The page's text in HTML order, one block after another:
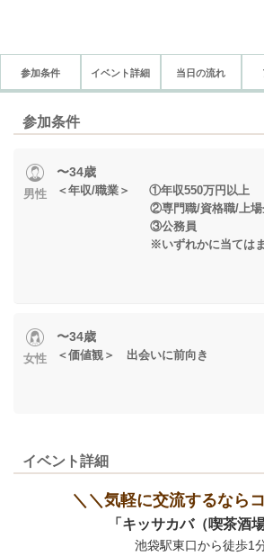
参加条件 イベント詳細 当日の流れ
参加条件
男性
〜34歳
＜年収/職業＞ ①年収550万円以上
②専門職/資格職/上場
③公務員
※いずれかに当てはま
女性
〜34歳
＜価値観＞ 出会いに前向き
イベント詳細
＼＼気軽に交流するなら
「キッサカバ（喫茶酒場
池袋駅東口から徒歩1